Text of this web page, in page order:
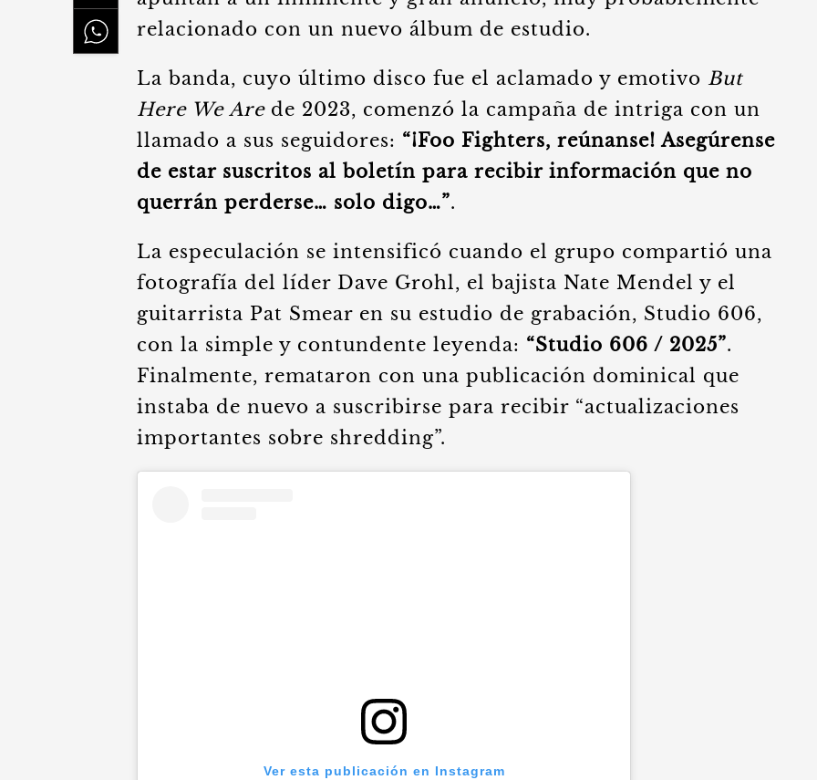
relacionado con un nuevo álbum de estudio.
La banda, cuyo último disco fue el aclamado y emotivo But
Here We Arede 2023, comenzó la campaña de intriga con un
llamado a sus seguidores: “¡Foo Fighters, reúnanse! Asegúrense
de estar suscritos al boletín para recibir información que no
querrán perderse… solo digo…”.
La especulación se intensificó cuando el grupo compartió una
fotografía del líder Dave Grohl, el bajista Nate Mendel y el
guitarrista Pat Smear en su estudio de grabación, Studio 606,
con la simple y contundente leyenda: “Studio 606 / 2025”.
Finalmente, remataron con una publicación dominical que
instaba de nuevo a suscribirse para recibir “actualizaciones
importantes sobre shredding”.
Ver esta publicación en Instagram